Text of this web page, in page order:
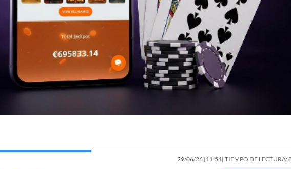
29/06/26 |11:54| TIEMPO DE LECTURA: